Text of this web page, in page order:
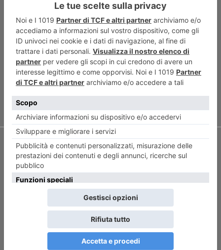
Crespelle rustiche alla
valtellinese
“Matite per Riace”: oltre 500
opere all’asta